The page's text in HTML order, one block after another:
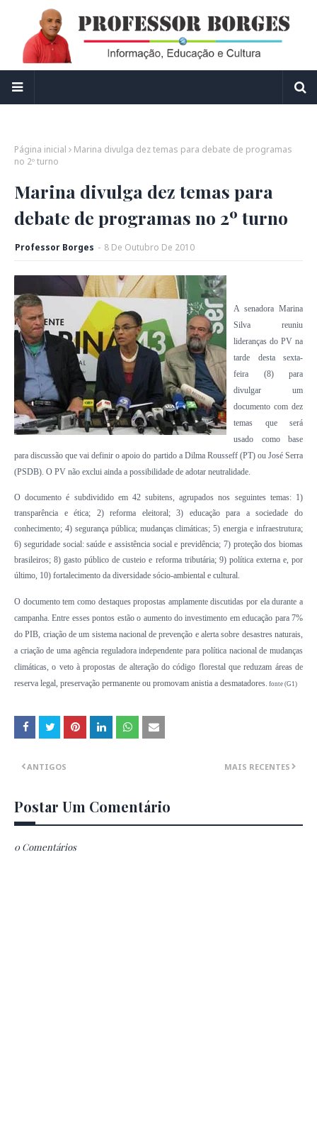
Página inicial
Marina divulga dez temas para debate de programas
no 2º turno
Marina divulga dez temas para
debate de programas no 2º turno
Professor Borges - 8 De Outubro De 2010
A senadora Marina
Silva reuniu
lideranças do PV na
tarde desta sexta-
feira (8) para
divulgar um
documento com dez
temas que será
usado como base
para discussão que vai definir o apoio do partido a Dilma Rousseff (PT) ou José Serra
(PSDB). O PV não exclui ainda a possibilidade de adotar neutralidade.
O documento é subdividido em 42 subitens, agrupados nos seguintes temas: 1)
transparência e ética; 2) reforma eleitoral; 3) educação para a sociedade do
conhecimento; 4) segurança pública; mudanças climáticas; 5) energia e infraestrutura;
6) seguridade social: saúde e assistência social e previdência; 7) proteção dos biomas
brasileiros; 8) gasto público de custeio e reforma tributária; 9) política externa e, por
último, 10) fortalecimento da diversidade sócio-ambiental e cultural.
O documento tem como destaques propostas amplamente discutidas por ela durante a
campanha. Entre esses pontos estão o aumento do investimento em educação para 7%
do PIB, criação de um sistema nacional de prevenção e alerta sobre desastres naturais,
a criação de uma agência reguladora independente para política nacional de mudanças
climáticas, o veto à propostas de alteração do código florestal que reduzam áreas de
reserva legal, preservação permanente ou promovam anistia a desmatadores. fonte (G1)
MAIS RECENTES
ANTIGOS
Postar Um Comentário
0 Comentários